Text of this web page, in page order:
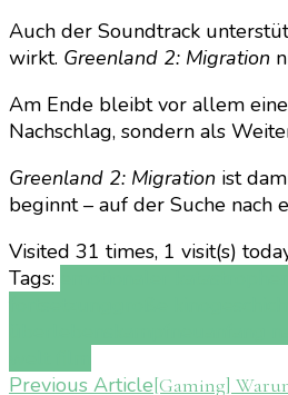
Auch der Soundtrack
wirkt. Greenland 2: Migration
Am Ende bleibt vor allem
Nachschlag, sondern als
Greenland 2: Migration ist
beginnt – auf der Suche nach
Visited 31 times, 1 visit(s)
Tags:
Previous Article[Gaming]